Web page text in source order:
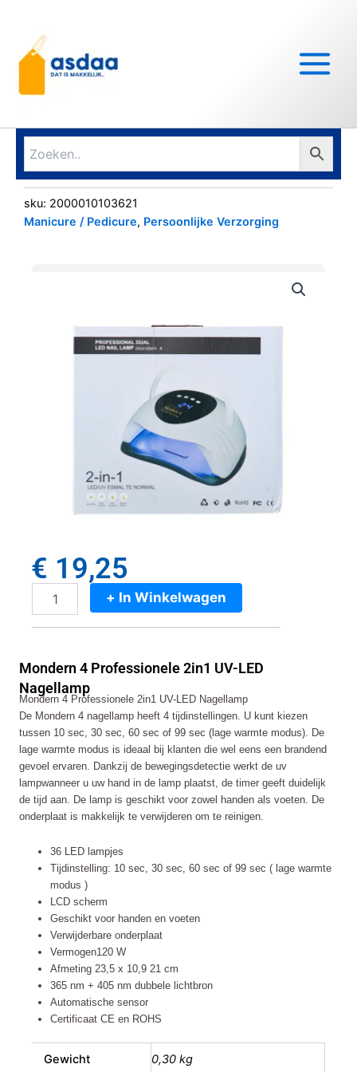
inhoud
sku: 2000010103621
Manicure / Pedicure, Persoonlijke Verzorging
€ 19,25
Mondern
UV-
LED
Nagellamp
aantal
+ In Winkelwagen
Mondern 4 Professionele 2in1 UV-LED
Nagellamp
Mondern 4 Professionele 2in1 UV-LED Nagellamp
De Mondern 4 nagellamp heeft 4 tijdinstellingen. U kunt kiezen
tussen 10 sec, 30 sec, 60 sec of 99 sec (lage warmte modus). De
lage warmte modus is ideaal bij klanten die wel eens een brandend
gevoel ervaren. Dankzij de bewegingsdetectie werkt de uv
lampwanneer u uw hand in de lamp plaatst, de timer geeft duidelijk
de tijd aan. De lamp is geschikt voor zowel handen als voeten. De
onderplaat is makkelijk te verwijderen om te reinigen.
36 LED lampjes
Tijdinstelling: 10 sec, 30 sec, 60 sec of 99 sec ( lage warmte
modus )
LCD scherm
Geschikt voor handen en voeten
Verwijderbare onderplaat
Vermogen120 W
Afmeting 23,5 x 10,9 21 cm
365 nm + 405 nm dubbele lichtbron
Automatische sensor
Certificaat CE en ROHS
Gewicht 0,30 kg